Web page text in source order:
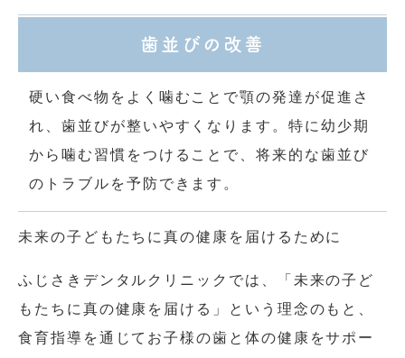
歯並びの改善
硬い食べ物をよく噛むことで顎の発達が促進さ
れ、歯並びが整いやすくなります。特に幼少期
から噛む習慣をつけることで、将来的な歯並び
のトラブルを予防できます。
未来の子どもたちに真の健康を届けるために
ふじさきデンタルクリニックでは、「未来の子ど
もたちに真の健康を届ける」という理念のもと、
食育指導を通じてお子様の歯と体の健康をサポー